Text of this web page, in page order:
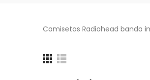
Camisetas Radiohead banda